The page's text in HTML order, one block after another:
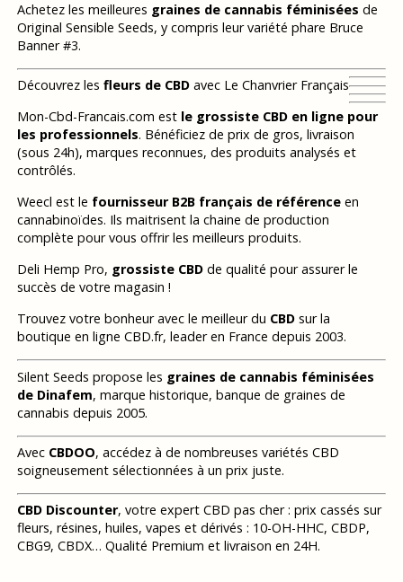
Achetez les meilleures graines de cannabis féminisées de
Original Sensible Seeds, y compris leur variété phare Bruce
Banner #3.
Découvrez les fleurs de CBDavec Le Chanvrier Français
Mon-Cbd-Francais.com est le grossiste CBD en ligne pour
les professionnels. Bénéficiez de prix de gros, livraison
(sous 24h), marques reconnues, des produits analysés et
contrôlés.
Weecl est le fournisseur B2B français de référenceen
cannabinoïdes. Ils maitrisent la chaine de production
complète pour vous offrir les meilleurs produits.
Deli Hemp Pro, grossiste CBDde qualité pour assurer le
succès de votre magasin !
Trouvez votre bonheur avec le meilleur du CBDsur la
boutique en ligne CBD.fr, leader en France depuis 2003.
Silent Seeds propose les graines de cannabis féminisées
de Dinafem, marque historique, banque de graines de
cannabis depuis 2005.
Avec CBDOO, accédez à de nombreuses variétés CBD
soigneusement sélectionnées à un prix juste.
CBD Discounter, votre expert CBD pas cher : prix cassés sur
fleurs, résines, huiles, vapes et dérivés : 10-OH-HHC, CBDP,
CBG9, CBDX… Qualité Premium et livraison en 24H.